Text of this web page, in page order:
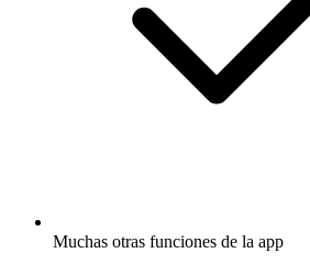
Muchas otras funciones de la app